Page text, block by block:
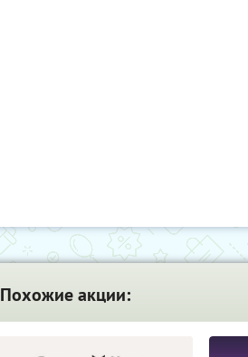
Похожие акции: